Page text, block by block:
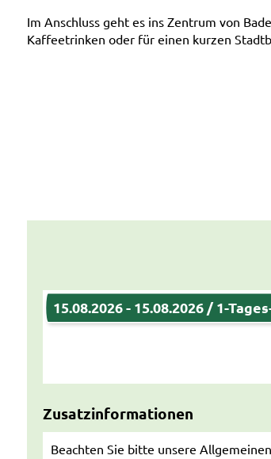
Im Anschluss geht es ins Zentrum von
Kaffeetrinken oder für einen kurzen
15.08.2026 - 15.08.2026 / 1-
Zusatzinformationen
Beachten Sie bitte unsere